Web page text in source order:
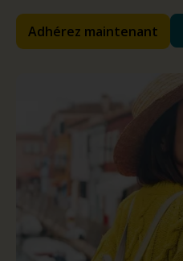
Adhérez maintenant